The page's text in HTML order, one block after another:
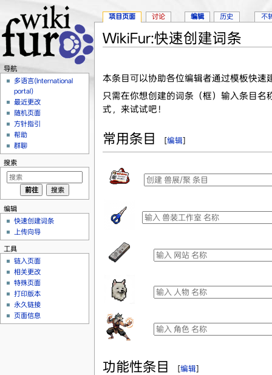
WikiFur:快速创建词条
本条目可以协助各位编辑者通过模板快速
只需在你想创建的词条（框）输入条目
式，来试试吧！
常用条目 [编辑]
功能性条目 [编辑]
项目页面 讨论 编辑 历史 不
导航
多语言(International
portal)
最近更改
随机页面
方针指引
帮助
群聊
搜索
编辑
快速创建词条
上传向导
工具
链入页面
相关更改
特殊页面
打印版本
永久链接
页面信息